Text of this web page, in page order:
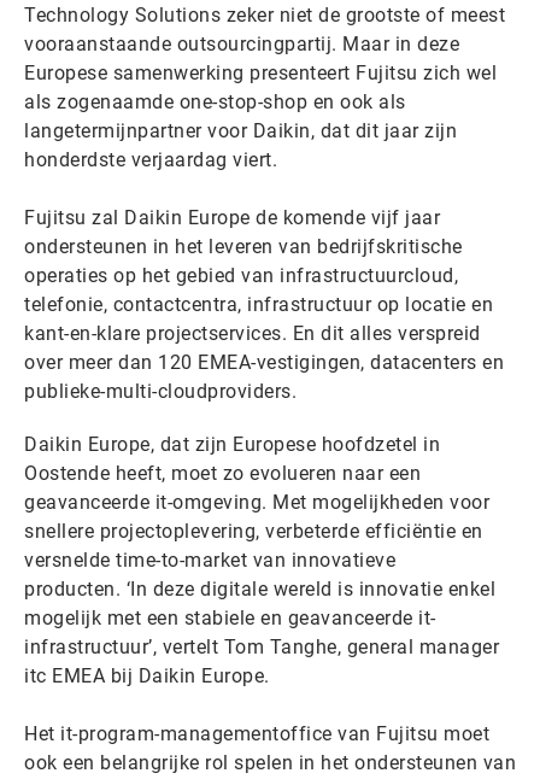
Technology Solutions zeker niet de grootste of meest
vooraanstaande outsourcingpartij. Maar in deze
Europese samenwerking presenteert Fujitsu zich wel
als zogenaamde one-stop-shop en ook als
langetermijnpartner voor Daikin, dat dit jaar zijn
honderdste verjaardag viert.
Fujitsu zal Daikin Europe de komende vijf jaar
ondersteunen in het leveren van bedrijfskritische
operaties op het gebied van infrastructuurcloud,
telefonie, contactcentra, infrastructuur op locatie en
kant-en-klare projectservices. En dit alles verspreid
over meer dan 120 EMEA-vestigingen, datacenters en
publieke-multi-cloudproviders.
Daikin Europe, dat zijn Europese hoofdzetel in
Oostende heeft, moet zo evolueren naar een
geavanceerde it-omgeving. Met mogelijkheden voor
snellere projectoplevering, verbeterde efficiëntie en
versnelde time-to-market van innovatieve
producten. ‘In deze digitale wereld is innovatie enkel
mogelijk met een stabiele en geavanceerde it-
infrastructuur’, vertelt Tom Tanghe, general manager
itc EMEA bij Daikin Europe.
Het it-program-managementoffice van Fujitsu moet
ook een belangrijke rol spelen in het ondersteunen van